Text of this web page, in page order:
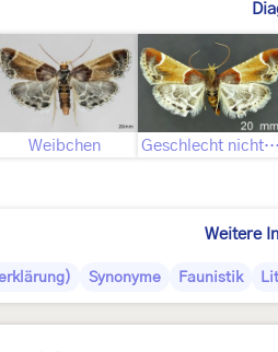
Weibchen Geschlecht nicht
Weitere
Synonyme Faunistik